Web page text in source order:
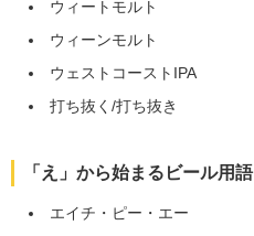
ウィートモルト
ウィーンモルト
ウェストコーストIPA
打ち抜く/打ち抜き
「え」から始まるビール用語
エイチ・ピー・エー